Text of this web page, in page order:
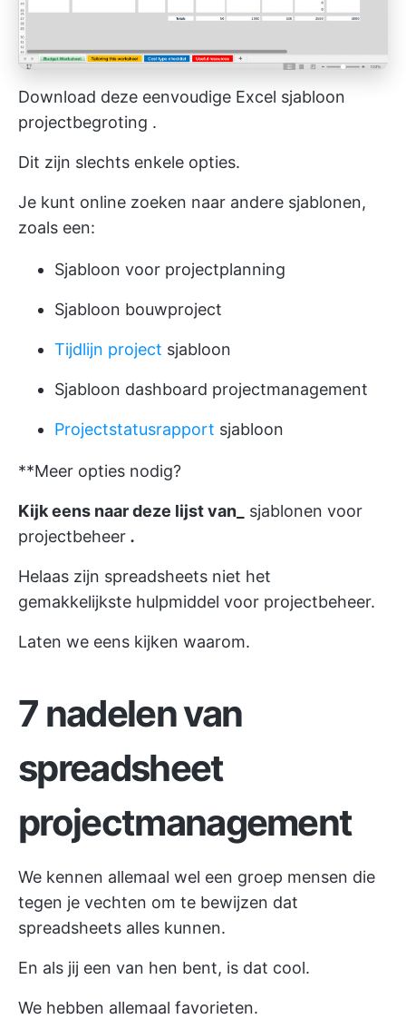
Download deze eenvoudige Excel sjabloon
projectbegroting .
Dit zijn slechts enkele opties.
Je kunt online zoeken naar andere sjablonen,
zoals een:
Sjabloon voor projectplanning
Sjabloon bouwproject
Tijdlijn project sjabloon
Sjabloon dashboard projectmanagement
Projectstatusrapport sjabloon
**Meer opties nodig?
Kijk eens naar deze lijst van_
sjablonen voor
projectbeheer .
Helaas zijn spreadsheets niet het
gemakkelijkste hulpmiddel voor projectbeheer.
Laten we eens kijken waarom.
7 nadelen van
spreadsheet
projectmanagement
We kennen allemaal wel een groep mensen die
tegen je vechten om te bewijzen dat
spreadsheets alles kunnen.
En als jij een van hen bent, is dat cool.
We hebben allemaal favorieten.